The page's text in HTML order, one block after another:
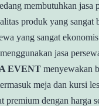
membutuhkan jasa
produk yang sangat
yang sangat
jasa
EVENT menyewakan
meja dan kursi
premium dengan harga